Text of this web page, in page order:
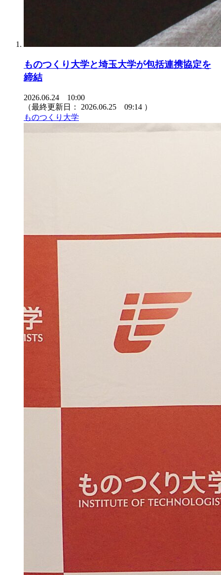
ものつくり大学と埼玉大学が包括連携協定を
締結
2026.06.24 10:00
（最終更新日： 2026.06.25 09:14 ）
ものつくり大学